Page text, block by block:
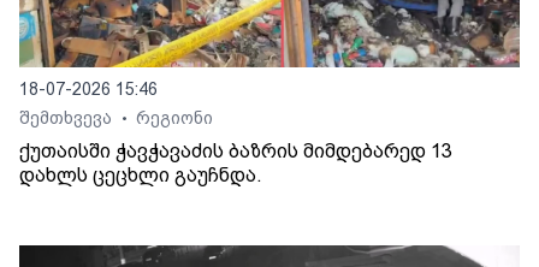
18-07-2026 15:46
შემთხვევა
• რეგიონი
ქუთაისში ჭავჭავაძის ბაზრის მიმდებარედ 13
დახლს ცეცხლი გაუჩნდა.